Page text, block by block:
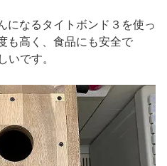
になるタイトボンド３を使っ
も高く、食品にも安全で
いです。